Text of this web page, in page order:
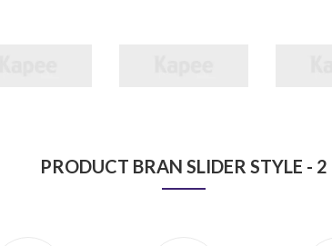
PRODUCT BRAN SLIDER STYLE - 2